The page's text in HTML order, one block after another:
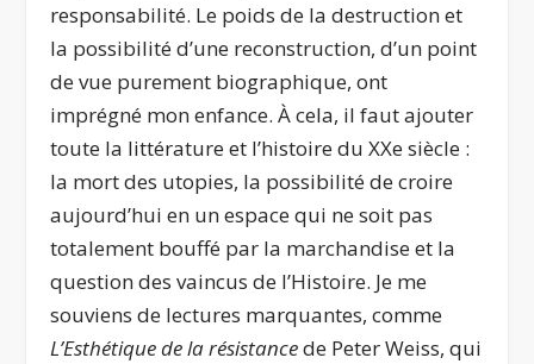
responsabilité. Le poids de la destruction et
la possibilité d’une reconstruction, d’un point
de vue purement biographique, ont
imprégné mon enfance. À cela, il faut ajouter
toute la littérature et l’histoire du XXe siècle :
la mort des utopies, la possibilité de croire
aujourd’hui en un espace qui ne soit pas
totalement bouffé par la marchandise et la
question des vaincus de l’Histoire. Je me
souviens de lectures marquantes, comme
L’Esthétique de la résistancede Peter Weiss, qui